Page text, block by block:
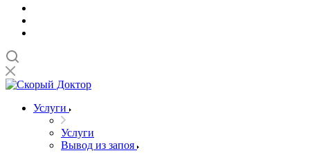
Услуги
Услуги
Вывод из запоя